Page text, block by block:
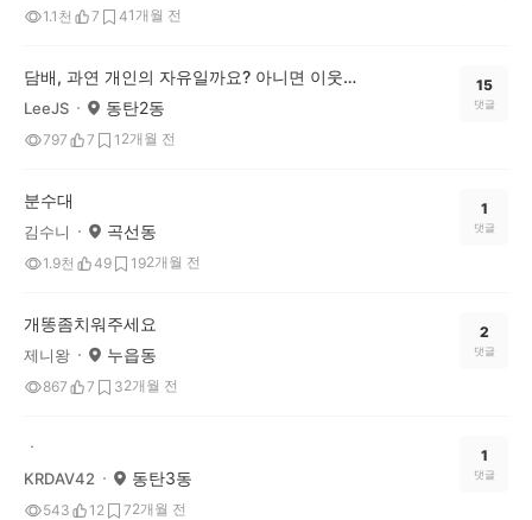
1.1천 7 41개월 전
담배, 과연 개인의 자유일까요? 아니면 이웃에 대한 폭력일까요?
LeeJS 동탄2동
797 7 1 2개월 전
15
댓글
분수대
김수니 곡선동
1.9천 49 192개월 전
1
댓글
개똥좀치워주세요
제니왕 누읍동
867 7 32개월 전
2
댓글
ㆍ
KRDAV42 동탄3동
543 12 72개월 전
1
댓글